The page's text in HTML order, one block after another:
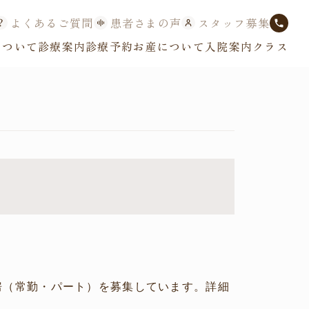
よくあるご質問 患者さまの声
スタッフ募集
いて診療案内診療予約お産について 入院案内 クラス
常勤・パート）を募集しています。詳細